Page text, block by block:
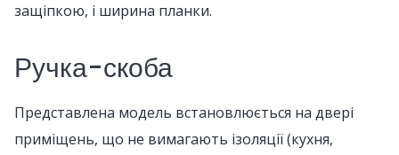
защіпкою, і ширина планки.
Ручка-скоба
Представлена модель встановлюється на двері
приміщень, що не вимагають ізоляції (кухня,